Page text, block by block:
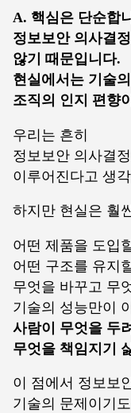
A. 핵심은 단순합
정보보안 의사결
않기 때문입니다.
현실에서는 기술
조직의 인지 편향
우리는 흔히
정보보안 의사결
이루어진다고 생
하지만 현실은 훨
어떤 제품을 도입
어떤 구조를 유지
무엇을 바꾸고 무
기술의 성능만이
사람이 무엇을 두
무엇을 책임지기
이 점에서 정보보
기술의 문제이기